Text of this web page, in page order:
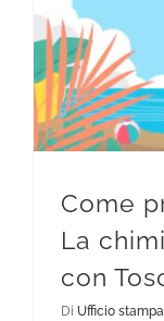
Come
La
con
Di Ufficio stampa